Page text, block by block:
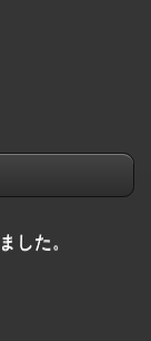
した。